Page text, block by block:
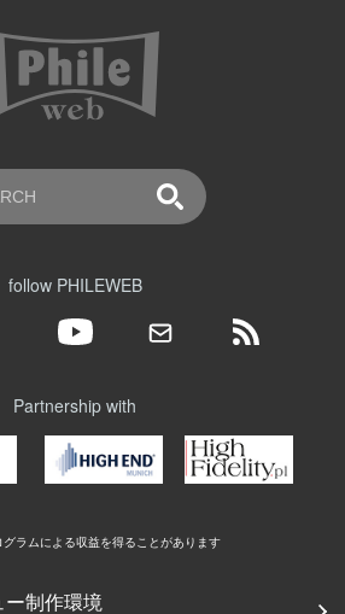
follow PHILEWEB
Partnership with
ラムによる収益を得ることがあります
制作環境